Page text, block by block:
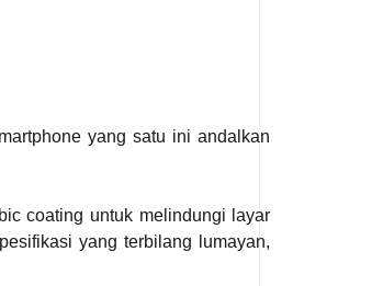
yang satu ini andalkan
coating untuk melindungi layar
yang terbilang lumayan,